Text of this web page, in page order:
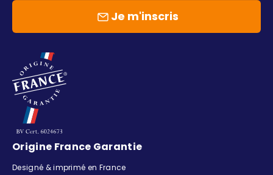
Je m'inscris
Origine France Garantie
Designé & imprimé en France